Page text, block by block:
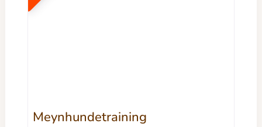
Meynhundetraining